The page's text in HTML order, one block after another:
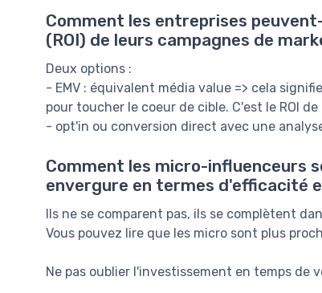
Comment les entreprises
(ROI) de leurs campagnes de
Deux options :
- EMV : équivalent média value => cela
pour toucher le coeur de cible. C'est le ROI
- opt'in ou conversion direct avec une
Comment les micro-influenceurs
envergure en termes d'efficacité
Ils ne se comparent pas, ils se complètent
Vous pouvez lire que les micro sont plus
Ne pas oublier l'investissement en temps de